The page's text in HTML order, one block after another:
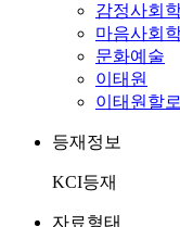
감정사회
마음사회
문화예술
이태원
이태원할
등재정보
KCI등재
자료형태